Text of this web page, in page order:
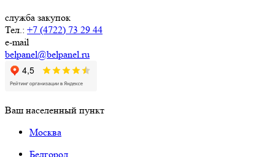
служба закупок
Тел.: +7 (4722) 73 29 44
e-mail
belpanel@belpanel.ru
Ваш населенный пункт
Москва
Белгород